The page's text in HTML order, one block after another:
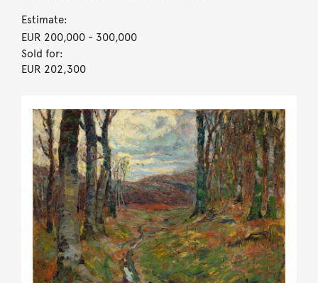
Estimate:
EUR 200,000- 300,000
Sold for:
EUR 202,300